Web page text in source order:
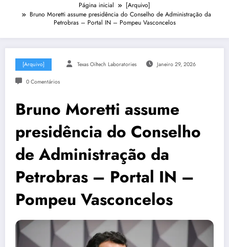
Página inicial
[Arquivo]
Bruno Moretti assume presidência do Conselho de Administração da
Petrobras – Portal IN – Pompeu Vasconcelos
[Arquivo] Texas Oiltech Laboratories Janeiro 29, 2026
0 Comentários
Bruno Moretti assume
presidência do Conselho
de Administração da
Petrobras – Portal IN –
Pompeu Vasconcelos